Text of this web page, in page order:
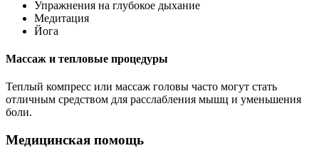
Упражнения на глубокое дыхание
Медитация
Йога
Массаж и тепловые процедуры
Теплый компресс или массаж головы часто могут стать
отличным средством для расслабления мышц и уменьшения
боли.
Медицинская помощь